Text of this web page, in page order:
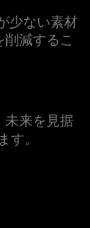
少ない素材
減するこ
未来を見据
す。